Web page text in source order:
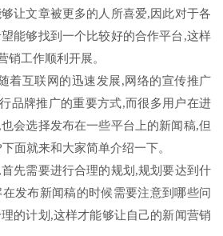
让文章被更多的人所喜爱,因此对于各
能够找到一个比较好的合作平台,这样
销工作顺利开展。
着互联网的迅速发展,网络的宣传推广
品牌推广的重要方式,而很多用户在进
会选择发布在一些平台上的新闻稿,但
面就来和大家简单介绍一下。
先需要进行合理的规划,规划要达到什
发布新闻稿的时候需要注意到哪些问
的计划,这样才能够让自己的新闻营销